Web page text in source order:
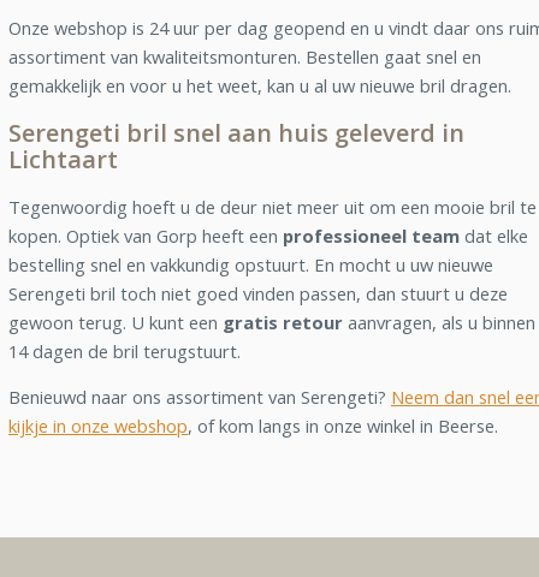
Onze webshop is 24 uur per dag geopend en u vindt daar ons
assortiment van kwaliteitsmonturen. Bestellen gaat snel en
gemakkelijk en voor u het weet, kan u al uw nieuwe bril dragen.
Serengeti bril snel aan huis geleverd in
Lichtaart
Tegenwoordig hoeft u de deur niet meer uit om een mooie bril te
kopen. Optiek van Gorp heeft een professioneel team dat elke
bestelling snel en vakkundig opstuurt. En mocht u uw nieuwe
Serengeti bril toch niet goed vinden passen, dan stuurt u deze
gewoon terug. U kunt een gratis retour aanvragen, als u binnen
14 dagen de bril terugstuurt.
Benieuwd naar ons assortiment van Serengeti? Neem dan snel
kijkje in onze webshop, of kom langs in onze winkel in Beerse.